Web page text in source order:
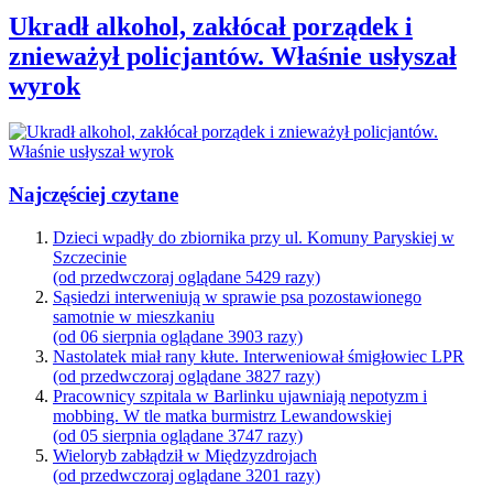
Ukradł alkohol, zakłócał porządek i
znieważył policjantów. Właśnie usłyszał
wyrok
Najczęściej czytane
Dzieci wpadły do zbiornika przy ul. Komuny Paryskiej w
Szczecinie
(od przedwczoraj oglądane 5429 razy)
Sąsiedzi interweniują w sprawie psa pozostawionego
samotnie w mieszkaniu
(od 06 sierpnia oglądane 3903 razy)
Nastolatek miał rany kłute. Interweniował śmigłowiec LPR
(od przedwczoraj oglądane 3827 razy)
Pracownicy szpitala w Barlinku ujawniają nepotyzm i
mobbing. W tle matka burmistrz Lewandowskiej
(od 05 sierpnia oglądane 3747 razy)
Wieloryb zabłądził w Międzyzdrojach
(od przedwczoraj oglądane 3201 razy)